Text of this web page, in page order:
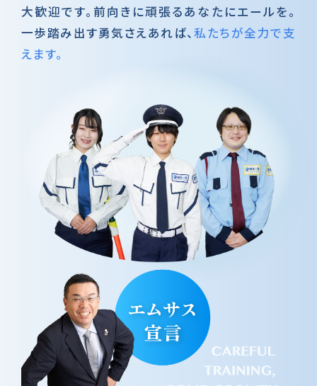
大歓迎です。前向きに頑張るあなたにエールを。
一歩踏み出す勇気さえあれば、私たちが全力で支
えます。